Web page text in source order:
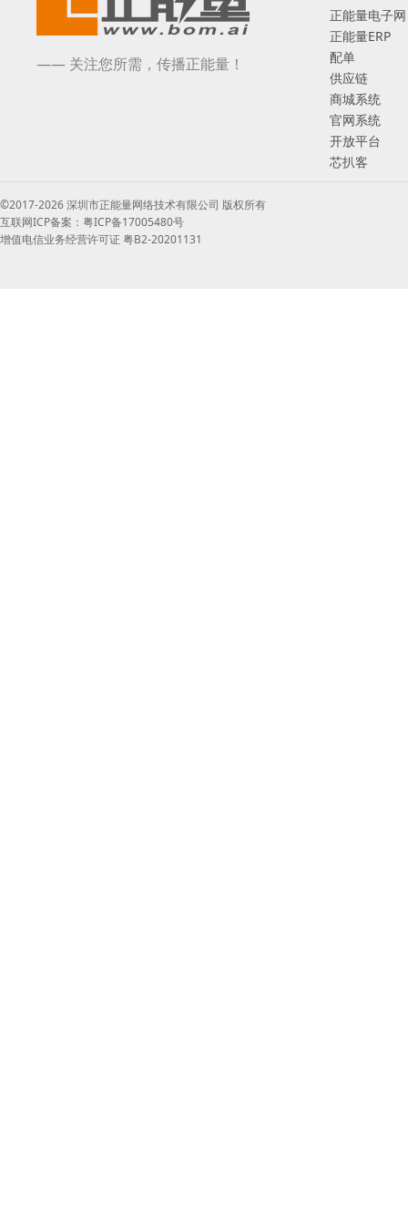
—— 关注您所需，传播正能量！
正能量电子网
正能量ERP
配单
供应链
商城系统
官网系统
开放平台
芯扒客
©2017-2026 深圳市正能量网络技术有限公司 版权所有
互联网ICP备案：粤ICP备17005480号
增值电信业务经营许可证 粤B2-20201131